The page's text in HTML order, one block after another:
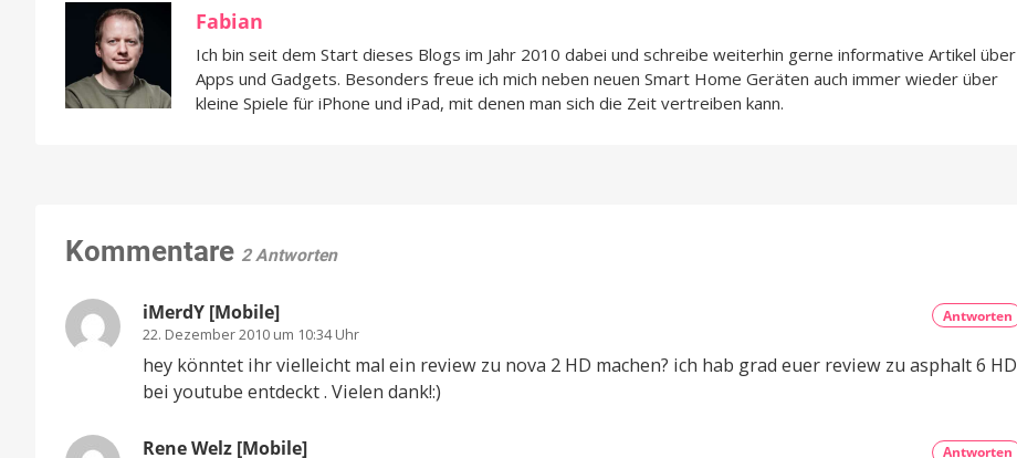
Fabian
Ich bin seit dem Start dieses Blogs im Jahr 2010 dabei und schreibe weiterhin gerne informative Artikel über
Apps und Gadgets. Besonders freue ich mich neben neuen Smart Home Geräten auch immer wieder über
kleine Spiele für iPhone und iPad, mit denen man sich die Zeit vertreiben kann.
Kommentare 2 Antworten
iMerdY [Mobile]
22. Dezember 2010 um 10:34 Uhr
hey könntet ihr vielleicht mal ein review zu nova 2 HD machen? ich hab grad euer review zu asphalt 6 HD
bei youtube entdeckt . Vielen dank!:)
Antworten
Rene Welz [Mobile] Antworten